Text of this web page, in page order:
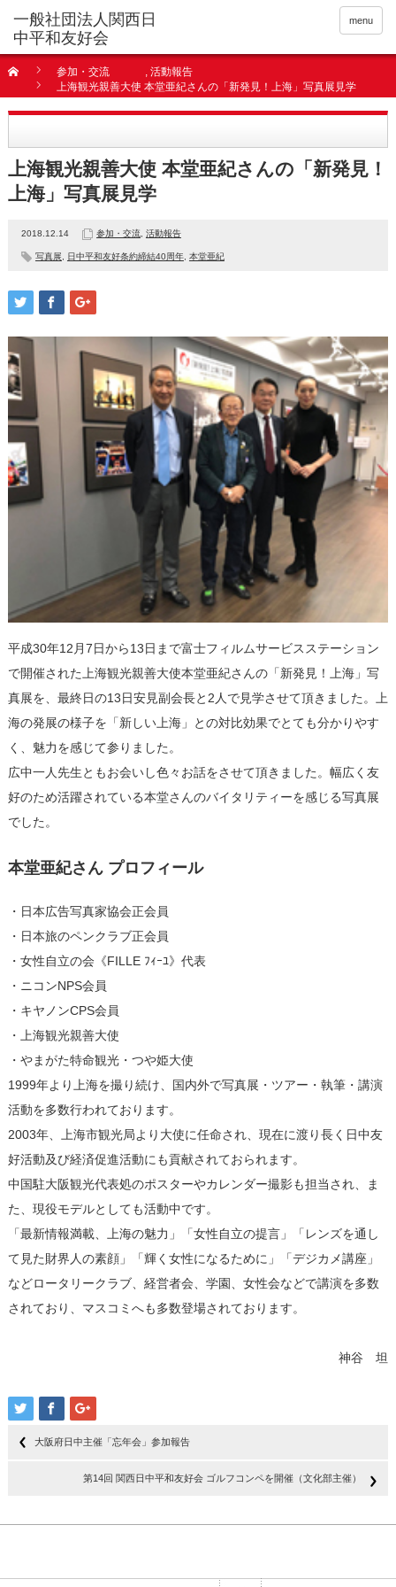
menu
参加・交流 , 活動報告
上海観光親善大使 本堂亜紀さんの「新発見！上海」写真展見学
上海観光親善大使 本堂亜紀さんの「新発見！
上海」写真展見学
2018.12.14 参加・交流 活動報告
写真展 日中平和友好条約締結40周年, 本堂亜紀
平成30年12月7日から13日まで富士フィルムサービスステーション
で開催された上海観光親善大使本堂亜紀さんの「新発見！上海」写
真展を、最終日の13日安見副会長と2人で見学させて頂きました。上
海の発展の様子を「新しい上海」との対比効果でとても分かりやす
く、魅力を感じて参りました。
広中一人先生ともお会いし色々お話をさせて頂きました。幅広く友
好のため活躍されている本堂さんのバイタリティーを感じる写真展
でした。
本堂亜紀さん プロフィール
・日本広告写真家協会正会員
・日本旅のペンクラブ正会員
・女性自立の会《FILLE ﾌｨｰﾕ》代表
・ニコンNPS会員
・キヤノンCPS会員
・上海観光親善大使
・やまがた特命観光・つや姫大使
1999年より上海を撮り続け、国内外で写真展・ツアー・執筆・講演
活動を多数行われております。
2003年、上海市観光局より大使に任命され、現在に渡り長く日中友
好活動及び経済促進活動にも貢献されておられます。
中国駐大阪観光代表処のポスターやカレンダー撮影も担当され、ま
た、現役モデルとしても活動中です。
「最新情報満載、上海の魅力」「女性自立の提言」「レンズを通し
て見た財界人の素顔」「輝く女性になるために」「デジカメ講座」
などロータリークラブ、経営者会、学園、女性会などで講演を多数
されており、マスコミへも多数登場されております。
神谷 坦
大阪府日中主催「忘年会」参加報告
第14回 関西日中平和友好会 ゴルフコンペを開催（文化部主催）